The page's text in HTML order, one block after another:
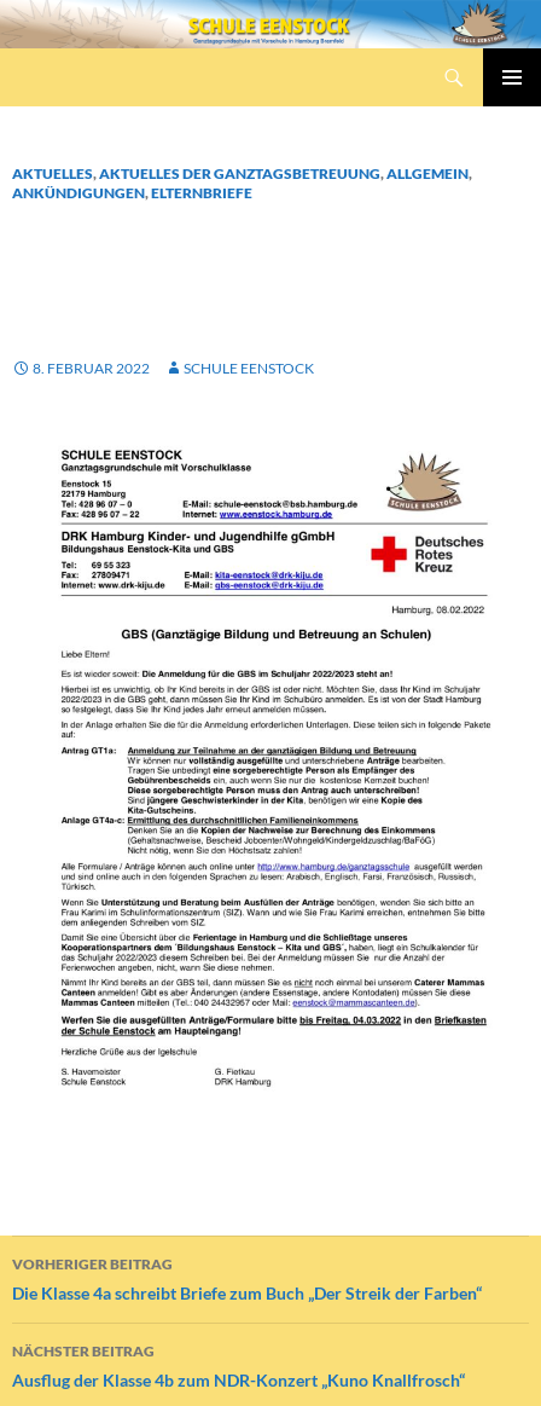
Zum
Inhalt
AKTUELLES,AKTUELLES DER GANZTAGSBETREUUNG,ALLGEMEIN,
ANKÜNDIGUNGEN,ELTERNBRIEFE
8. FEBRUAR 2022 SCHULE EENSTOCK
Beitragsnavigation
VORHERIGER BEITRAG
Die Klasse 4a schreibt Briefe zum Buch „Der Streik der Farben“
NÄCHSTER BEITRAG
Ausflug der Klasse 4b zum NDR-Konzert „Kuno Knallfrosch“